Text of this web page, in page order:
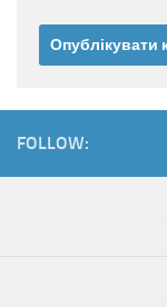
FOLLOW: